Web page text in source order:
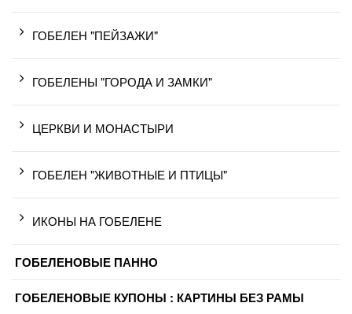
ГОБЕЛЕН "ПЕЙЗАЖИ"
ГОБЕЛЕНЫ "ГОРОДА И ЗАМКИ"
ЦЕРКВИ И МОНАСТЫРИ
ГОБЕЛЕН "ЖИВОТНЫЕ И ПТИЦЫ"
ИКОНЫ НА ГОБЕЛЕНЕ
ГОБЕЛЕНОВЫЕ ПАННО
ГОБЕЛЕНОВЫЕ КУПОНЫ : КАРТИНЫ БЕЗ РАМЫ